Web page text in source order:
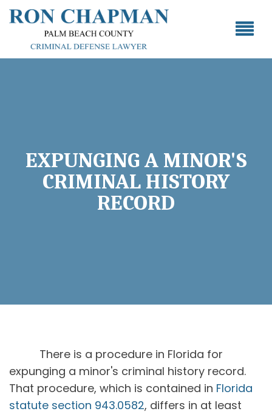
EXPUNGING A MINOR'S
CRIMINAL HISTORY
RECORD
There is a procedure in Florida for
expunging a minor's criminal history record.
That procedure, which is contained in Florida
statute section 943.0582, differs in at least